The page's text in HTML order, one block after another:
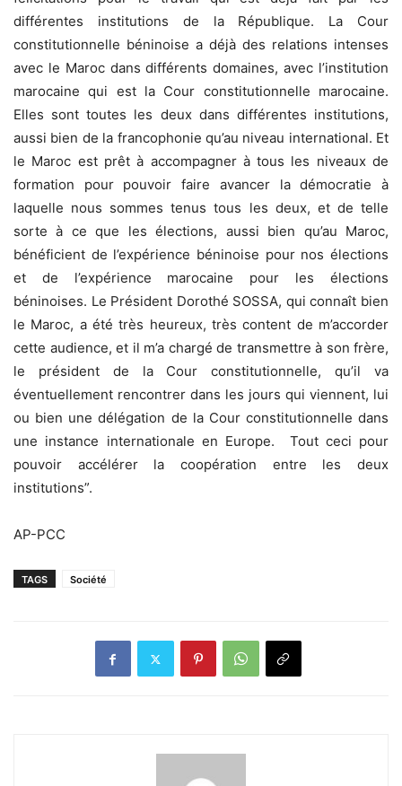
différentes institutions de la République. La Cour
constitutionnelle béninoise a déjà des relations intenses
avec le Maroc dans différents domaines, avec l’institution
marocaine qui est la Cour constitutionnelle marocaine.
Elles sont toutes les deux dans différentes institutions,
aussi bien de la francophonie qu’au niveau international. Et
le Maroc est prêt à accompagner à tous les niveaux de
formation pour pouvoir faire avancer la démocratie à
laquelle nous sommes tenus tous les deux, et de telle
sorte à ce que les élections, aussi bien qu’au Maroc,
bénéficient de l’expérience béninoise pour nos élections
et de l’expérience marocaine pour les élections
béninoises. Le Président Dorothé SOSSA, qui connaît bien
le Maroc, a été très heureux, très content de m’accorder
cette audience, et il m’a chargé de transmettre à son frère,
le président de la Cour constitutionnelle, qu’il va
éventuellement rencontrer dans les jours qui viennent, lui
ou bien une délégation de la Cour constitutionnelle dans
une instance internationale en Europe. Tout ceci pour
pouvoir accélérer la coopération entre les deux
institutions”.
AP-PCC
TAGS Société